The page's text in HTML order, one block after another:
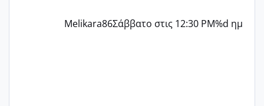
Melikara86Σάββατο στις 12:30 PM%d ημ